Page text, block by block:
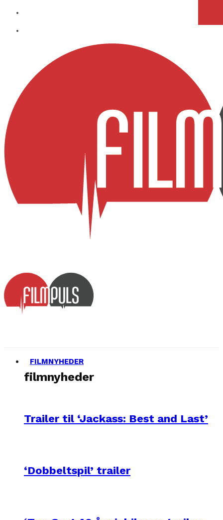
FILMNYHEDER
filmnyheder
Trailer til ‘Jackass: Best and Last’
‘Dobbeltspil’ trailer